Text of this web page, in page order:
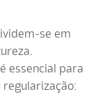
se em
essencial para